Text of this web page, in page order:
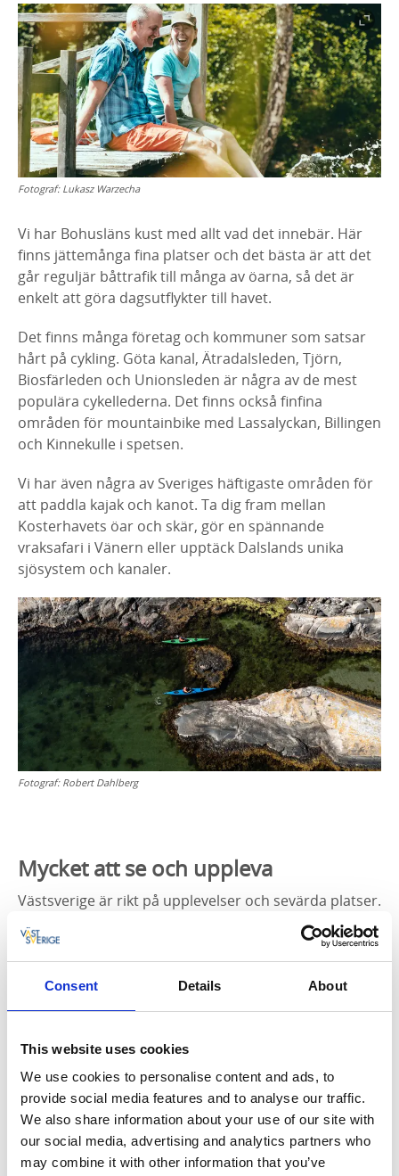
Consent Details About
This website uses cookies
We use cookies to personalise content and ads, to
provide social media features and to analyse our traffic.
We also share information about your use of our site with
our social media, advertising and analytics partners who
may combine it with other information that you’ve
Fotograf: Lukasz Warzecha
Vi har Bohusläns kust med allt vad det innebär. Här
finns jättemånga fina platser och det bästa är att det
går reguljär båttrafik till många av öarna, så det är
enkelt att göra dagsutflykter till havet.
Det finns många företag och kommuner som satsar
hårt på cykling. Göta kanal, Ätradalsleden, Tjörn,
Biosfärleden och Unionsleden är några av de mest
populära cykellederna. Det finns också finfina
områden för mountainbike med Lassalyckan, Billingen
och Kinnekulle i spetsen.
Vi har även några av Sveriges häftigaste områden för
att paddla kajak och kanot. Ta dig fram mellan
Kosterhavets öar och skär, gör en spännande
vraksafari i Vänern eller upptäck Dalslands unika
sjösystem och kanaler.
Fotograf: Robert Dahlberg
Mycket att se och uppleva
Västsverige är rikt på upplevelser och sevärda platser.
Här finns flera intressanta museer, såsom Glasets
Hus, Saab och Volvo museum, Rörstrand Museum,
Nordiska Akvarellmuseet och Textilmuseet. Missa
heller inte skulpturparken Pilane på Tjörn och No
Limit Street Art i Borås.